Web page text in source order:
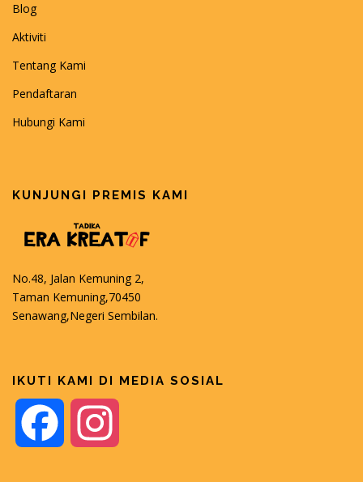
G
A
T
O
N
Blog
Aktiviti
Tentang Kami
Pendaftaran
Hubungi Kami
KUNJUNGI PREMIS KAMI
No.48, Jalan Kemuning 2,
Taman Kemuning,70450
Senawang,Negeri Sembilan.
IKUTI KAMI DI MEDIA SOSIAL
Facebook